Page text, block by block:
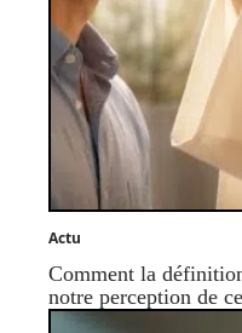
Actu
Comment la
notre perception de